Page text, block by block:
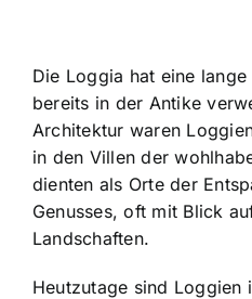
Die Loggia hat eine
bereits in der Antike
Architektur waren
in den Villen der
dienten als Orte der
Genusses, oft mit Blick
Landschaften.
Heutzutage sind Loggien